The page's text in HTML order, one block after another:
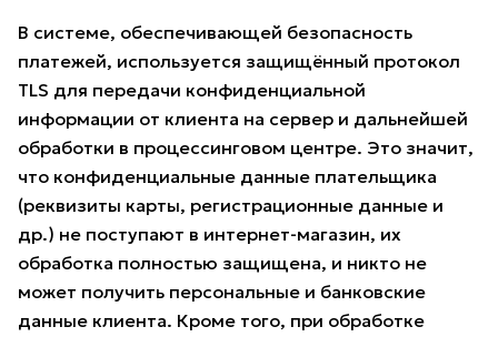
В системе, обеспечивающей безопасность
платежей, используется защищённый протокол
TLS для передачи конфиденциальной
информации от клиента на сервер и дальнейшей
обработки в процессинговом центре. Это значит,
что конфиденциальные данные плательщика
(реквизиты карты, регистрационные данные и
др.) не поступают в интернет-магазин, их
обработка полностью защищена, и никто не
может получить персональные и банковские
данные клиента. Кроме того, при обработке